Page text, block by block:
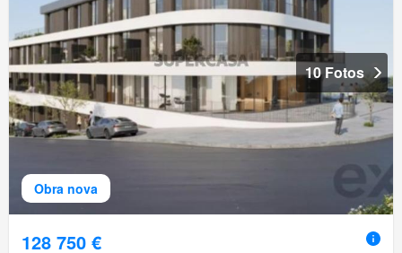
Obra nova
10 Fotos
128 750 €